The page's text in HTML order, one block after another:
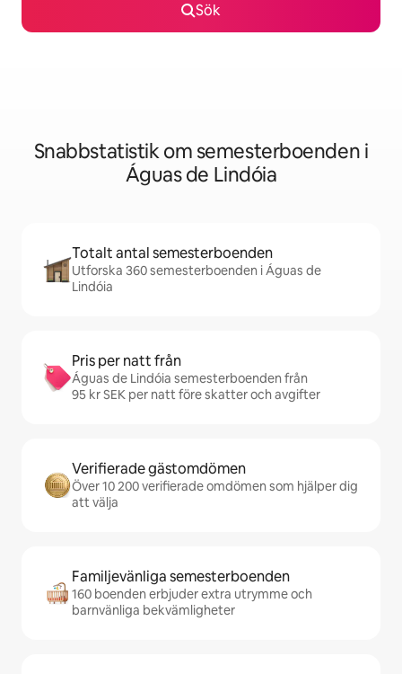
Sök
Snabbstatistik om semesterboenden i
Águas de Lindóia
Totalt antal semesterboenden
Utforska 360 semesterboenden i Águas de
Lindóia
Pris per natt från
Águas de Lindóia semesterboenden från
95 kr SEK per natt före skatter och avgifter
Verifierade gästomdömen
Över 10 200 verifierade omdömen som hjälper dig
att välja
Familjevänliga semesterboenden
160 boenden erbjuder extra utrymme och
barnvänliga bekvämligheter